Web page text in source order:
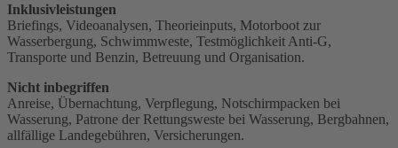
Inklusivleistungen
Briefings, Videoanalysen, Theorieinputs, Motorboot zur
Wasserbergung, Schwimmweste, Testmöglichkeit Anti-G,
Transporte und Benzin, Betreuung und Organisation.
Nicht inbegriffen
Anreise, Übernachtung, Verpflegung, Notschirmpacken bei
Wasserung, Patrone der Rettungsweste bei Wasserung, Bergbahnen,
allfällige Landegebühren, Versicherungen.